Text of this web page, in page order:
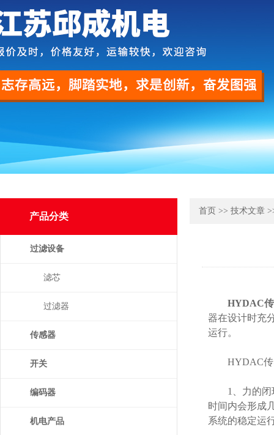
产品分类
过滤设备
滤芯
过滤器
传感器
开关
编码器
机电产品
首页 >> 技术文章
HYDAC
器在设计时充
运行。
HYDAC传感
1、力的闭环
时间内会形成
系统的稳定运